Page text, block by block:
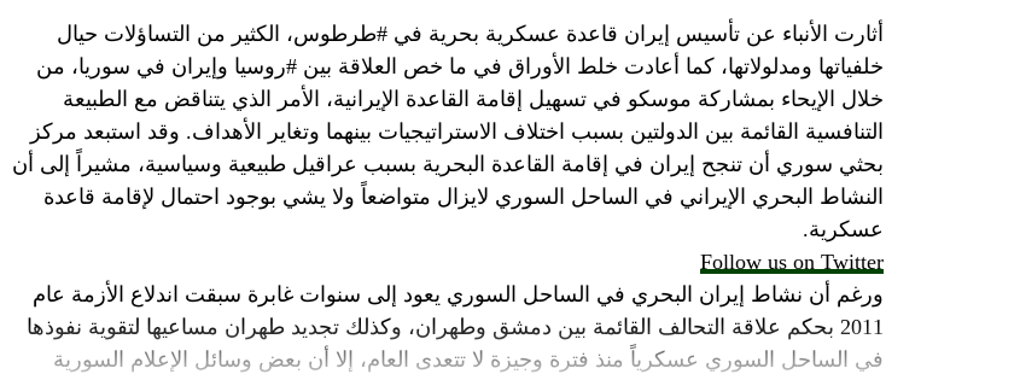
أثارت الأنباء عن تأسيس إيران قاعدة عسكرية بحرية في #طرطوس، الكثير من التساؤلات حيال
خلفياتها ومدلولاتها، كما أعادت خلط الأوراق في ما خص العلاقة بين #روسيا وإيران في سوريا، من
خلال الإيحاء بمشاركة موسكو في تسهيل إقامة القاعدة الإيرانية، الأمر الذي يتناقض مع الطبيعة
التنافسية القائمة بين الدولتين بسبب اختلاف الاستراتيجيات بينهما وتغاير الأهداف. وقد استبعد مركز
بحثي سوري أن تنجح إيران في إقامة القاعدة البحرية بسبب عراقيل طبيعية وسياسية، مشيراً إلى أن
النشاط البحري الإيراني في الساحل السوري لايزال متواضعاً ولا يشي بوجود احتمال لإقامة قاعدة
عسكرية.
Follow us on Twitter
ورغم أن نشاط إيران البحري في الساحل السوري يعود إلى سنوات غابرة سبقت اندلاع الأزمة عام
2011 بحكم علاقة التحالف القائمة بين دمشق وطهران، وكذلك تجديد طهران مساعيها لتقوية نفوذها
في الساحل السوري عسكرياً منذ فترة وجيزة لا تتعدى العام، إلا أن بعض وسائل الإعلام السورية